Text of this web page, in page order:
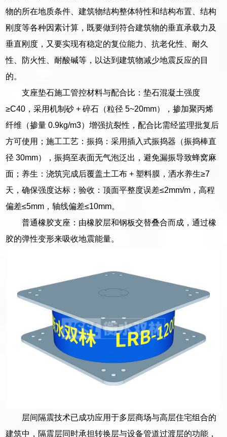
物的所在地质条件、建筑物结构整体特性和结构布置、结构
刚度等各种因素计算，既要做到符合建筑物的垂直承载力及
垂直刚度，又要实现有稳定的复位能力、抗老化性、耐久
性、防火性、耐酸碱等，以达到建筑物减少地震反应的目
的。
支座垫石施工管控材料与配合比：垫石混凝土强度
≥C40，采用机制砂 + 碎石（粒径 5~20mm），掺加聚丙烯
纤维（掺量 0.9kg/m3）增强抗裂性，配合比需经监理批复后
方可使用；施工工艺：振捣：采用插入式振捣器（振捣棒直
径 30mm），振捣至表面无气泡泛出，避免漏振导致蜂窝麻
面；养生：浇筑完成后覆盖土工布 + 塑料膜，洒水养生≥7
天，确保强度达标；验收：顶面平整度误差≤2mm/m，高程
偏差≤5mm，轴线偏差≤10mm。
普通橡胶支座：由橡胶层和钢板交替叠合而成，通过橡
胶的弹性变形来吸收地震能量。
层间隔震技术已成功应用于多层商场与高层住宅组合的
建筑中，隔震层同时承担转换层与设备管道过渡层的功能，